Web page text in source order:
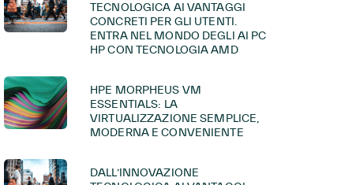
TECNOLOGICA AI VANTAGGI
CONCRETI PER GLI UTENTI.
ENTRA NEL MONDO DEGLI AI PC
HP CON TECNOLOGIA AMD
HPE MORPHEUS VM
ESSENTIALS: LA
VIRTUALIZZAZIONE SEMPLICE,
MODERNA E CONVENIENTE
DALL’INNOVAZIONE